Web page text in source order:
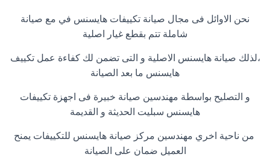
نحن الاوائل فى مجال صيانة تكييفات هايسنس في مع صيانة
شاملة تتم بقطع غيار اصلية
،لذلك صيانة هايسنس الاصلية و التى تضمن لك كفاءة عمل تكييف
هايسنس ما بعد الصيانة
و التصليح بواسطة مهندسين صيانة خبيرة فى اجهزة تكييفات
هايسنس سبليت الحديثة و القديمة
من ناحية اخري مهندسين مركز صيانة هايسنس للتكييفات يمنح
العميل ضمان على الصيانة